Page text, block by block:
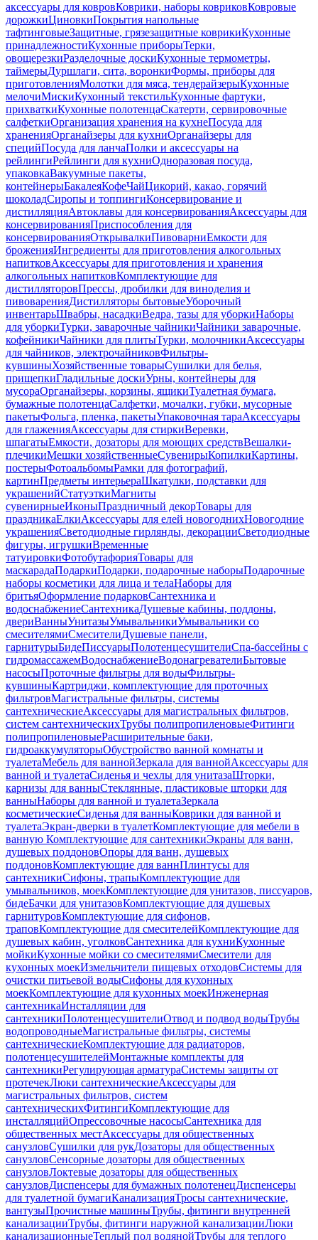
аксессуары для ковровКоврики, наборы ковриковКовровые
дорожкиЦиновкиПокрытия напольные
тафтинговыеЗащитные, грязезащитные коврикиКухонные
принадлежностиКухонные приборыТерки,
овощерезкиРазделочные доскиКухонные термометры,
таймерыДуршлаги, сита, воронкиФормы, приборы для
приготовленияМолотки для мяса, тендерайзерыКухонные
мелочиМискиКухонный текстильКухонные фартуки,
прихваткиКухонные полотенцаСкатерти, сервировочные
салфеткиОрганизация хранения на кухнеПосуда для
храненияОрганайзеры для кухниОрганайзеры для
специйПосуда для ланчаПолки и аксессуары на
рейлингиРейлинги для кухниОдноразовая посуда,
упаковкаВакуумные пакеты,
контейнерыБакалеяКофеЧайЦикорий, какао, горячий
шоколадСиропы и топпингиКонсервирование и
дистилляцияАвтоклавы для консервированияАксессуары для
консервированияПриспособления для
консервированияОткрывалкиПивоварниЕмкости для
броженияИнгредиенты для приготовления алкогольных
напитковАксессуары для приготовления и хранения
алкогольных напитковКомплектующие для
дистилляторовПрессы, дробилки для виноделия и
пивоваренияДистилляторы бытовыеУборочный
инвентарьШвабры, насадкиВедра, тазы для уборкиНаборы
для уборкиТурки, заварочные чайникиЧайники заварочные,
кофейникиЧайники для плитыТурки, молочникиАксессуары
для чайников, электрочайниковФильтры-
кувшиныХозяйственные товарыСушилки для белья,
прищепкиГладильные доскиУрны, контейнеры для
мусораОрганайзеры, корзины, ящикиТуалетная бумага,
бумажные полотенцаСалфетки, мочалки, губки, мусорные
пакетыФольга, пленка, пакетыУпаковочная тараАксессуары
для глаженияАксессуары для стиркиВеревки,
шпагатыЕмкости, дозаторы для моющих средствВешалки-
плечикиМешки хозяйственныеСувенирыКопилкиКартины,
постерыФотоальбомыРамки для фотографий,
картинПредметы интерьераШкатулки, подставки для
украшенийСтатуэткиМагниты
сувенирныеИконыПраздничный декорТовары для
праздникаЕлкиАксессуары для елей новогоднихНовогодние
украшенияСветодиодные гирлянды, декорацииСветодиодные
фигуры, игрушкиВременные
татуировкиФотобутафорияТовары для
маскарадаПодаркиПодарки, подарочные наборыПодарочные
наборы косметики для лица и телаНаборы для
бритьяОформление подарковСантехника и
водоснабжениеСантехникаДушевые кабины, поддоны,
двериВанныУнитазыУмывальникиУмывальники со
смесителямиСмесителиДушевые панели,
гарнитурыБидеПиссуарыПолотенцесушителиСпа-бассейны с
гидромассажемВодоснабжениеВодонагревателиБытовые
насосыПроточные фильтры для водыФильтры-
кувшиныКартриджи, комплектующие для проточных
фильтровМагистральные фильтры, системы
сантехническиеАксессуары для магистральных фильтров,
систем сантехническихТрубы полипропиленовыеФитинги
полипропиленовыеРасширительные баки,
гидроаккумуляторыОбустройство ванной комнаты и
туалетаМебель для ваннойЗеркала для ваннойАксессуары для
ванной и туалетаСиденья и чехлы для унитазаШторки,
карнизы для ванныСтеклянные, пластиковые шторки для
ванныНаборы для ванной и туалетаЗеркала
косметическиеСиденья для ванныКоврики для ванной и
туалетаЭкран-дверки в туалетКомплектующие для мебели в
ванную Комплектующие для сантехникиЭкраны для ванн,
душевых поддоновОпоры для ванн, душевых
поддоновКомплектующие для ваннПлинтусы для
сантехникиСифоны, трапыКомплектующие для
умывальников, моекКомплектующие для унитазов, писсуаров,
бидеБачки для унитазовКомплектующие для душевых
гарнитуровКомплектующие для сифонов,
траповКомплектующие для смесителейКомплектующие для
душевых кабин, уголковСантехника для кухниКухонные
мойкиКухонные мойки со смесителямиСмесители для
кухонных моекИзмельчители пищевых отходовСистемы для
очистки питьевой водыСифоны для кухонных
моекКомплектующие для кухонных моекИнженерная
сантехникаИнсталляции для
сантехникиПолотенцесушителиОтвод и подвод водыТрубы
водопроводныеМагистральные фильтры, системы
сантехническиеКомплектующие для радиаторов,
полотенцесушителейМонтажные комплекты для
сантехникиРегулирующая арматураСистемы защиты от
протечекЛюки сантехническиеАксессуары для
магистральных фильтров, систем
сантехническихФитингиКомплектующие для
инсталляцийОпрессовочные насосыСантехника для
общественных местАксессуары для общественных
санузловСушилки для рукДозаторы для общественных
санузловСенсорные дозаторы для общественных
санузловЛоктевые дозаторы для общественных
санузловДиспенсеры для бумажных полотенецДиспенсеры
для туалетной бумагиКанализацияТросы сантехнические,
вантузыПрочистные машиныТрубы, фитинги внутренней
канализацииТрубы, фитинги наружной канализацииЛюки
канализационныеТеплый пол водянойТрубы для теплого